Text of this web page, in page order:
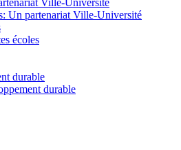
Un partenariat Ville-Université
écoles
durable
durable